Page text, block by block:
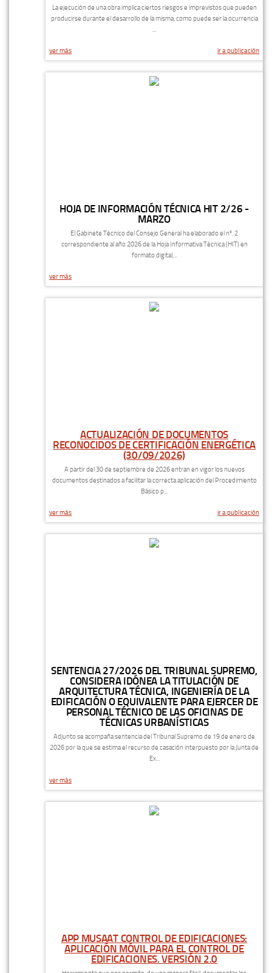
La ejecución de una obra implica ciertos riesgos e imprevistos que pueden
producirse durante el desarrollo de la misma, como puede ser la ocurrencia
ver más ir a publicación
HOJA DE INFORMACIÓN TÉCNICA HIT 2/26 -
MARZO
El Gabinete Técnico del Consejo General ha elaborado el nº. 2
correspondiente al año 2026 de la Hoja Informativa Técnica (HIT) en
formato digital,...
ver más
ACTUALIZACIÓN DE DOCUMENTOS
RECONOCIDOS DE CERTIFICACIÓN ENERGÉTICA
(30/09/2026)
A partir del 30 de septiembre de 2026 entran en vigor los nuevos
documentos destinados a facilitar la correcta aplicación del Procedimiento
Básico p...
ver más ir a publicación
SENTENCIA 27/2026 DEL TRIBUNAL SUPREMO,
CONSIDERA IDÓNEA LA TITULACIÓN DE
ARQUITECTURA TÉCNICA, INGENIERÍA DE LA
EDIFICACIÓN O EQUIVALENTE PARA EJERCER DE
PERSONAL TÉCNICO DE LAS OFICINAS DE
TÉCNICAS URBANÍSTICAS
Adjunto se acompaña sentencia del Tribunal Supremo de 19 de enero de
2026 por la que se estima el recurso de casación interpuesto por la Junta de
Ex...
ver más
APP MUSAAT CONTROL DE EDIFICACIONES:
APLICACIÓN MÓVIL PARA EL CONTROL DE
EDIFICACIONES. VERSIÓN 2.0